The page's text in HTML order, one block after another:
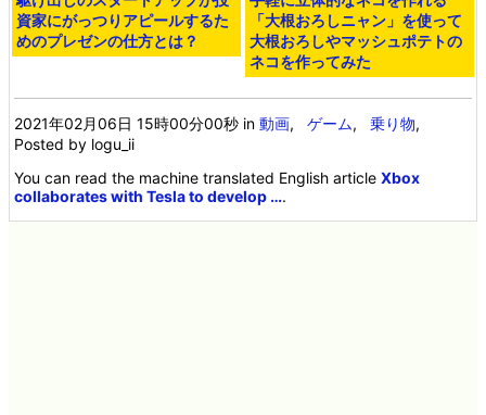
資家にがっつりアピールするた
めのプレゼンの仕方とは？
「大根おろしニャン」を使って
大根おろしやマッシュポテトの
ネコを作ってみた
2021年02月06日 15時00分00秒 in動画,ゲーム,乗り物,
Posted by logu_ii
You can read the machine translated English articleXbox
collaborates with Tesla to develop ….